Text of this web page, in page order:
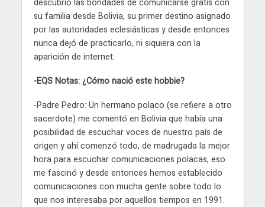
descubrió las bondades de comunicarse gratis con
su familia desde Bolivia, su primer destino asignado
por las autoridades eclesiásticas y desde entonces
nunca dejó de practicarlo, ni siquiera con la
aparición de internet.
-EQS Notas: ¿Cómo nació este hobbie?
-Padre Pedro: Un hermano polaco (se refiere a otro
sacerdote) me comentó en Bolivia que había una
posibilidad de escuchar voces de nuestro país de
origen y ahí comenzó todo, de madrugada la mejor
hora para escuchar comunicaciones polacas, eso
me fascinó y desde entonces hemos establecido
comunicaciones con mucha gente sobre todo lo
que nos interesaba por aquellos tiempos en 1991.